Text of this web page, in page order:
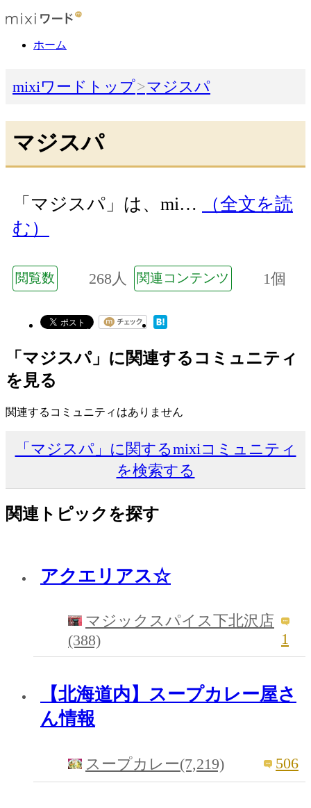
ホーム
mixiワードトップ マジスパ
マジスパ
「マジスパ」は、mi…
（全文を読
む）
閲覧数 268人 関連コンテンツ 1個
「マジスパ」に関連するコミュニティ
を見る
関連するコミュニティはありません
「マジスパ」に関するmixiコミュニティ
を検索する
関連トピックを探す
アクエリアス☆
マジックスパイス下北沢店
(388)
1
【北海道内】スープカレー屋さ
ん情報
スープカレー(7,219) 506